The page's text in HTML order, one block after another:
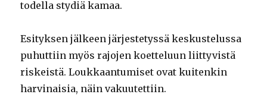
todella stydiä kamaa.
Esityksen jälkeen järjestetyssä keskustelussa
puhuttiin myös rajojen koetteluun liittyvistä
riskeistä. Loukkaantumiset ovat kuitenkin
harvinaisia, näin vakuutettiin.